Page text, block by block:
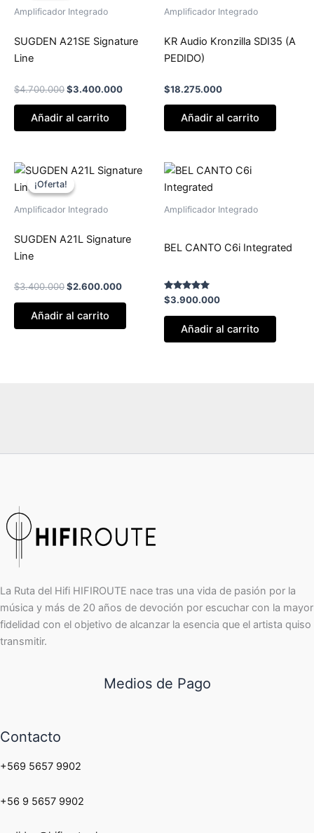
Amplificador Integrado
SUGDEN A21SE Signature
Line
$4.700.000
$4.700.000.
$3.400.000
$3.400.000.
Añadir al carrito
Amplificador Integrado
KR Audio Kronzilla SDI35 (A
PEDIDO)
$18.275.000
Añadir al carrito
¡Oferta!
¡Oferta!
Amplificador Integrado
SUGDEN A21L Signature
Line
$3.400.000
El
precio
original
$3.400.000.
$2.600.000
El
$2.600.000.
Añadir al carrito
Amplificador Integrado
BEL CANTO C6i Integrated
Valorado
con
5.00
$3.900.000
Añadir al carrito
La Ruta del Hifi HIFIROUTE nace tras una vida de pasión por la
música y más de 20 años de devoción por escuchar con la mayor
fidelidad con el objetivo de alcanzar la esencia que el artista quiso
transmitir.
Medios de Pago
Contacto
+569 5657 9902
+56 9 5657 9902